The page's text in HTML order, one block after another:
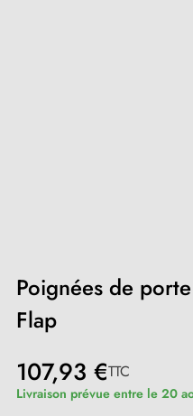
Poignées de
Flap
107,93 €TTC
Livraison prévue entre le 20